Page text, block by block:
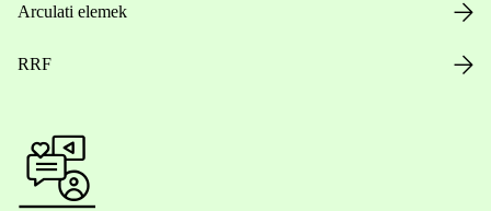
Arculati elemek
RRF